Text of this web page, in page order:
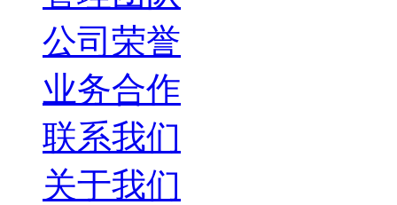
公司荣誉
业务合作
联系我们
关于我们